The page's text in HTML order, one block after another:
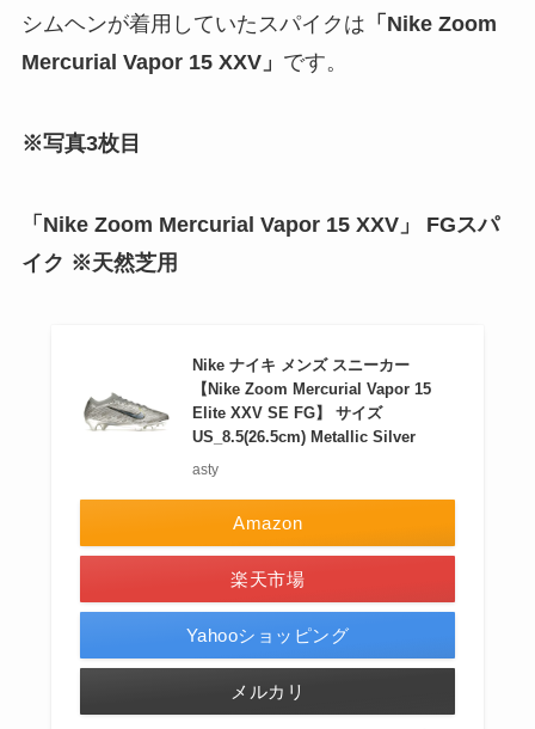
シムヘンが着用していたスパイクは 「Nike Zoom
Mercurial Vapor 15 XXV」 です。
※写真3枚目
「Nike Zoom Mercurial Vapor 15 XXV」 FGスパ
イク ※天然芝用
Nike ナイキ メンズ スニーカー
【Nike Zoom Mercurial Vapor 15
Elite XXV SE FG】 サイズ
US_8.5(26.5cm) Metallic Silver
asty
Amazon
楽天市場
Yahooショッピング
メルカリ